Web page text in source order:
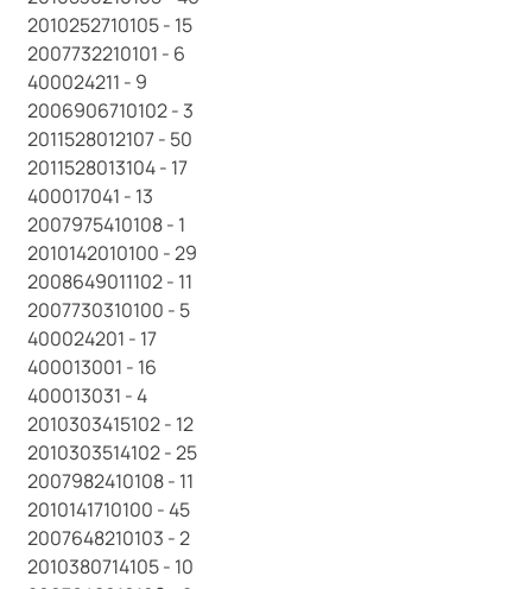
2010252710105 - 15
2007732210101 - 6
400024211 - 9
2006906710102 - 3
2011528012107 - 50
2011528013104 - 17
400017041 - 13
2007975410108 - 1
2010142010100 - 29
2008649011102 - 11
2007730310100 - 5
400024201 - 17
400013001 - 16
400013031 - 4
2010303415102 - 12
2010303514102 - 25
2007982410108 - 11
2010141710100 - 45
2007648210103 - 2
2010380714105 - 10